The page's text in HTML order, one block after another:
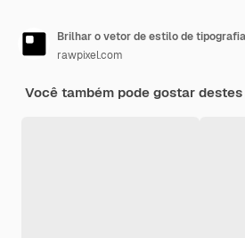
Brilhar o vetor de estilo de
rawpixel.com
Você também pode gostar